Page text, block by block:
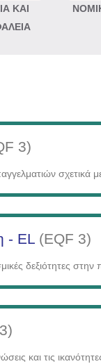
ΚΑΙ
3)
σχετικά
- EL (EQF 3)
δεξιότητες
και τις